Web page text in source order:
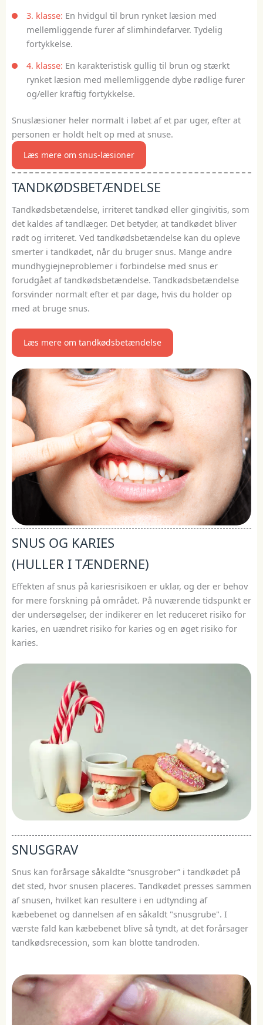
3. klasse: En hvidgul til brun rynket læsion med
mellemliggende furer af slimhindefarver. Tydelig
fortykkelse.
4. klasse: En karakteristisk gullig til brun og stærkt
rynket læsion med mellemliggende dybe rødlige furer
og/eller kraftig fortykkelse.
Snuslæsioner heler normalt i løbet af et par uger, efter at
personen er holdt helt op med at snuse.
Læs mere om snus-læsioner
TANDKØDSBETÆNDELSE
Tandkødsbetændelse, irriteret tandkød eller gingivitis, som
det kaldes af tandlæger. Det betyder, at tandkødet bliver
rødt og irriteret. Ved tandkødsbetændelse kan du opleve
smerter i tandkødet, når du bruger snus. Mange andre
mundhygiejneproblemer i forbindelse med snus er
forudgået af tandkødsbetændelse. Tandkødsbetændelse
forsvinder normalt efter et par dage, hvis du holder op
med at bruge snus.
Læs mere om tandkødsbetændelse
SNUS OG KARIES
(HULLER I TÆNDERNE)
Effekten af snus på kariesrisikoen er uklar, og der er behov
for mere forskning på området. På nuværende tidspunkt er
der undersøgelser, der indikerer en let reduceret risiko for
karies, en uændret risiko for karies og en øget risiko for
karies.
SNUSGRAV
Snus kan forårsage såkaldte “snusgrober” i tandkødet på
det sted, hvor snusen placeres. Tandkødet presses sammen
af snusen, hvilket kan resultere i en udtynding af
kæbebenet og dannelsen af en såkaldt "snusgrube". I
værste fald kan kæbebenet blive så tyndt, at det forårsager
tandkødsrecession, som kan blotte tandroden.